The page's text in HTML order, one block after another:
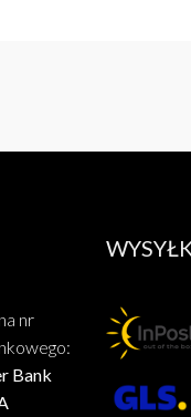
nr
Bank